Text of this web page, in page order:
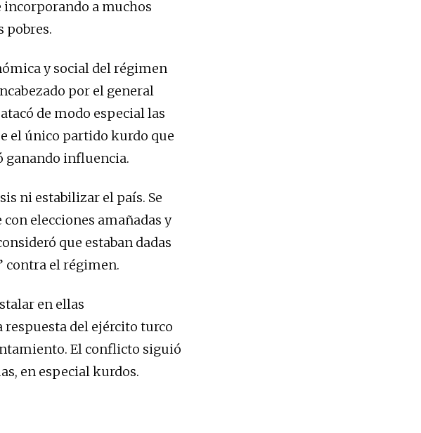
incorporando a muchos
pobres.
y social del régimen
por el general
de modo especial las
el único partido kurdo que
ganando influencia.
ni estabilizar el país. Se
elecciones amañadas y
que estaban dadas
contra el régimen.
en ellas
del ejército turco
El conflicto siguió
en especial kurdos.